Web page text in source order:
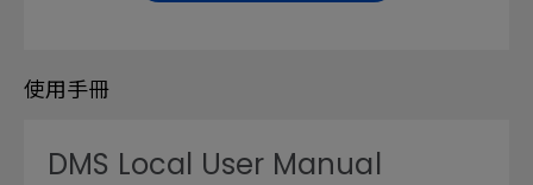
使用手冊
DMS Local User Manual